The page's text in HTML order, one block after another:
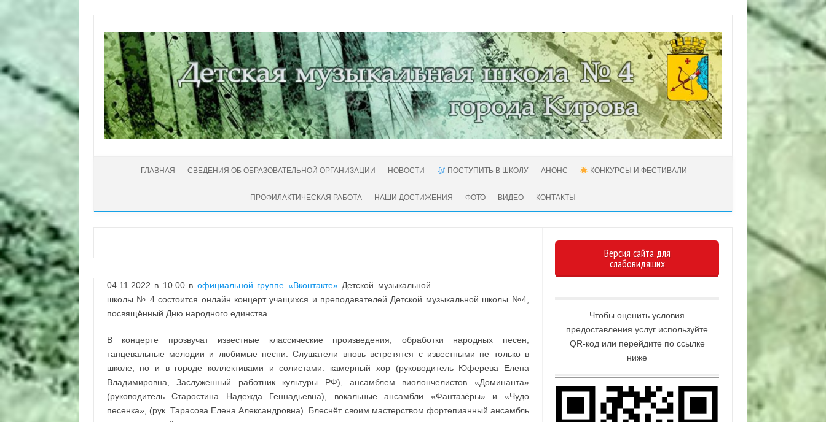
ГЛАВНАЯ СВЕДЕНИЯ ОБ ОБРАЗОВАТЕЛЬНОЙ ОРГАНИЗАЦИИ НОВОСТИ ПОСТУПИТЬ В ШКОЛУ АНОНС КОНКУРСЫ И ФЕСТИВАЛИ
ПРОФИЛАКТИЧЕСКАЯ РАБОТА НАШИ ДОСТИЖЕНИЯ ФОТО ВИДЕО КОНТАКТЫ
04.11.2022 в 10.00 в официальной группе «Вконтакте»Детской музыкальной
школы № 4 состоится онлайн концерт учащихся и преподавателей Детской музыкальной школы №4,
посвящённый Дню народного единства.
В концерте прозвучат известные классические произведения, обработки народных песен,
танцевальные мелодии и любимые песни. Слушатели вновь встретятся с известными не только в
школе, но и в городе коллективами и солистами: камерный хор (руководитель Юферева Елена
Владимировна, Заслуженный работник культуры РФ), ансамблем виолончелистов «Доминанта»
(руководитель Старостина Надежда Геннадьевна), вокальные ансамбли «Фантазёры» и «Чудо
песенка», (рук. Тарасова Елена Александровна). Блеснёт своим мастерством фортепианный ансамбль
Версия сайта для
слабовидящих
Чтобы оценить условия
предоставления услуг используйте
QR-код или перейдите по ссылке
ниже